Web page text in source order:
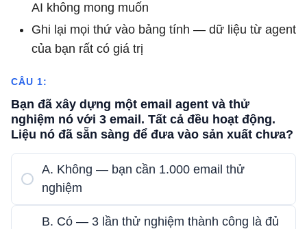
AI không mong muốn
Ghi lại mọi thứ vào bảng tính — dữ liệu từ agent
của bạn rất có giá trị
CÂU 1:
Bạn đã xây dựng một email agent và thử
nghiệm nó với 3 email. Tất cả đều hoạt động.
Liệu nó đã sẵn sàng để đưa vào sản xuất chưa?
A. Không — bạn cần 1.000 email thử
nghiệm
B. Có — 3 lần thử nghiệm thành công là đủ